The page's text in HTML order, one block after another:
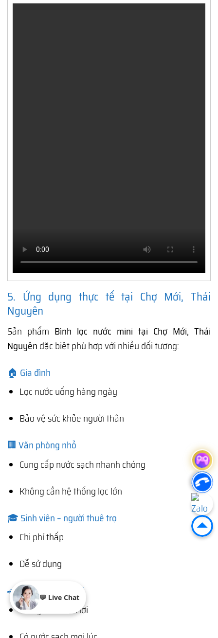
5. Ứng dụng thực tế tại Chợ Mới, Thái
Nguyên
Sản phẩm Bình lọc nước mini tại Chợ Mới, Thái
Nguyên đặc biệt phù hợp với nhiều đối tượng:
🏠 Gia đình
Lọc nước uống hàng ngày
Bảo vệ sức khỏe người thân
🏢 Văn phòng nhỏ
Cung cấp nước sạch nhanh chóng
Không cần hệ thống lọc lớn
🎓 Sinh viên – người thuê trọ
Chi phí thấp
Dễ sử dụng
🚗 Du lịch – dã ngoại
Mang theo tiện lợi
💬 Live Chat